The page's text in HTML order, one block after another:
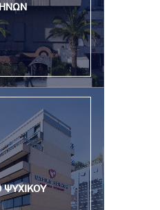
ΨΥΧΙΚΟΥ